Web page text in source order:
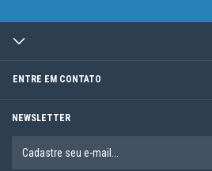
ENTRE EM CONTATO
NEWSLETTER